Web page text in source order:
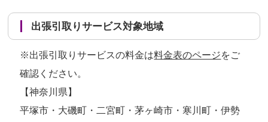
出張引取りサービス対象地域
※出張引取りサービスの料金は料金表のページをご
確認ください。
【神奈川県】
平塚市・大磯町・二宮町・茅ヶ崎市・寒川町・伊勢